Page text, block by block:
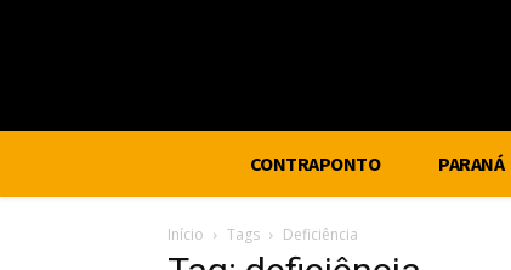
CONTRAPONTO PARANÁ
Início Tags Deficiência